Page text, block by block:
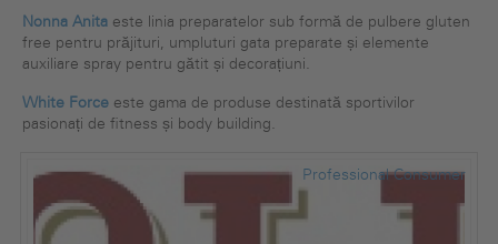
Nonna Anita este linia preparatelor sub formă de pulbere gluten
free pentru prăjituri, umpluturi gata preparate și elemente
auxiliare spray pentru gătit și decorațiuni.
White Force este gama de produse destinată sportivilor
pasionați de fitness și body building.
Professional Consumer